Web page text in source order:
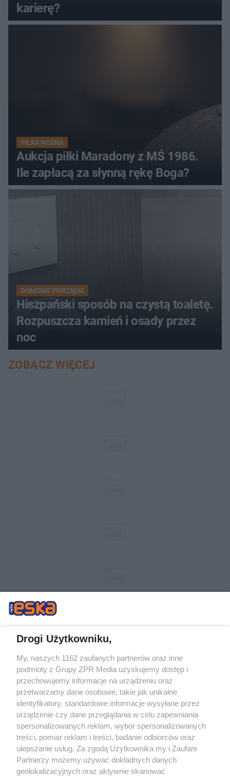
karierę?
PIŁKA NOŻNA
Aukcja piłki Maradony z MŚ 1986.
Ile zapłacą za słynną rękę Boga?
DOMOWE PORZĄDKI
Hiszpański sposób na czystą toaletę.
Rozpuszcza kamień i osady przez
noc
ZOBACZ WIĘCEJ
Żaden utwór zamieszczony w serwisie nie może być powielany i
rozpowszechniany lub dalej rozpowszechniany w jakikolwiek sposób (w
tym także elektroniczny lub mechaniczny) na jakimkolwiek polu
eksploatacji w jakiejkolwiek formie, włącznie z umieszczaniem w
Internecie bez pisemnej zgody właściciela praw. Jakiekolwiek użycie lub
wykorzystanie utworów w całości lub w części z naruszeniem prawa,
tzn. bez właściwej zgody, jest zabronione pod groźbą kary i może być
ścigane prawnie.
Drogi Użytkowniku,
My, naszych 1162 zaufanych partnerów oraz inne
podmioty z Grupy ZPR Media uzyskujemy dostęp i
przechowujemy informacje na urządzeniu oraz
przetwarzamy dane osobowe, takie jak unikalne
identyfikatory, standardowe informacje wysyłane przez
urządzenie czy dane przeglądania w celu zapewniania
spersonalizowanych reklam, wybór spersonalizowanych
treści, pomiar reklam i treści, badanie odbiorców oraz
ulepszanie usług. Za zgodą Użytkownika my i Zaufani
Partnerzy możemy używać dokładnych danych
geolokalizacyjnych oraz aktywnie skanować